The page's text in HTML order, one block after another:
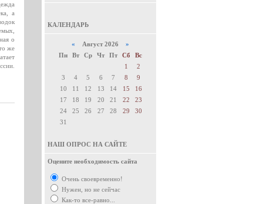
а
о
же
КАЛЕНДАРЬ
« Август 2026 »
Пн
Вт Ср Чт Пт Сб
Вс
1
2
3
4 5 6 7 8
9
10
11 12 13 14 15
16
17
18 19 20 21 22
23
24
25 26 27 28 29
30
31
НАШ ОПРОС НА САЙТЕ
Оцените необходимость сайта
Очень своевременно!
Нужен, но не сейчас
Как-то все-равно...